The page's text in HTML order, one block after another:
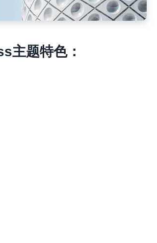
主题特色：